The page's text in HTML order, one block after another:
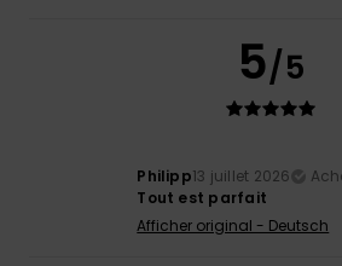
5/5
Philipp13 juillet 2026
Tout est parfait
Afficher original - Deutsch